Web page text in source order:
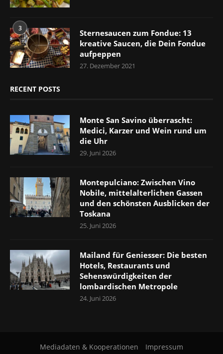
3
Sternesaucen zum Fondue: 13
kreative Saucen, die Dein Fondue
aufpeppen
27. Dezember 2021
RECENT POSTS
Monte San Savino überrascht:
Medici, Karzer und Wein rund um
die Uhr
29. Juni 2026
Montepulciano: Zwischen Vino
Nobile, mittelalterlichen Gassen
und den schönsten Ausblicken der
Toskana
25. Juni 2026
Mailand für Geniesser: Die besten
Hotels, Restaurants und
Sehenswürdigkeiten der
lombardischen Metropole
24. Juni 2026
Mediadaten & Kooperationen
Impressum